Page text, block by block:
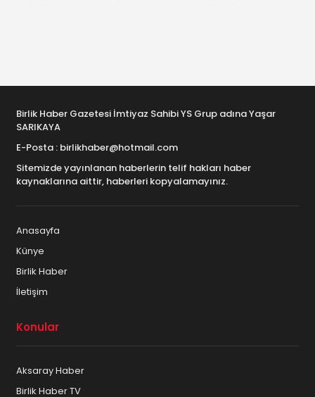
Birlik Haber Gazetesi İmtiyaz Sahibi YS Grup adına Yaşar
SARIKAYA
E-Posta : birlikhaber@hotmail.com
Sitemizde yayınlanan haberlerin telif hakları haber
kaynaklarına aittir, haberleri kopyalamayınız.
Anasayfa
Künye
Birlik Haber
İletişim
Konular
Aksaray Haber
Birlik Haber TV